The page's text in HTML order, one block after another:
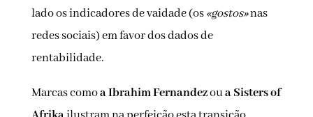
lado os indicadores de vaidade (os«gostos»nas
redes sociais) em favor dos dados de
rentabilidade.
Marcas comoa Ibrahim Fernandezoua Sisters of